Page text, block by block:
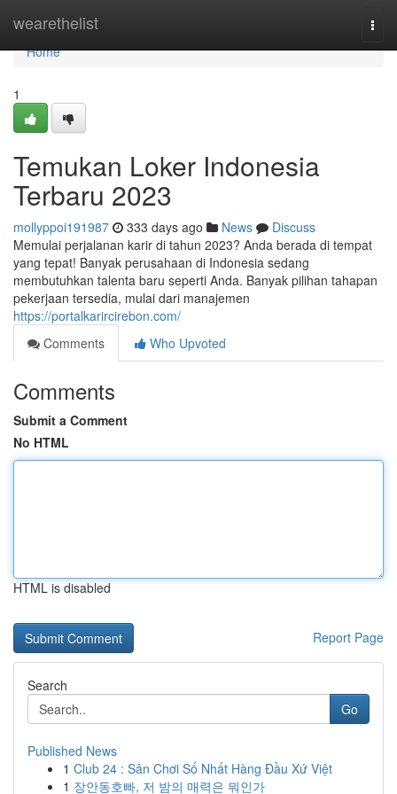
wearethelist
Home
Home
1
Temukan Loker Indonesia
Terbaru 2023
mollyppoi191987 333 days ago News
Discuss
Memulai perjalanan karir di tahun 2023? Anda berada di tempat
yang tepat! Banyak perusahaan di Indonesia sedang
membutuhkan talenta baru seperti Anda. Banyak pilihan tahapan
pekerjaan tersedia, mulai dari manajemen
https://portalkarircirebon.com/
Comments
Who Upvoted
Comments
Submit a Comment
No HTML
HTML is disabled
Report Page
Search
Go
Published News
1 Club 24 : Sân Chơi Số Nhất Hàng Đầu Xứ Việt
1 장안동호빠, 저 밤의 매력은 뭐인가